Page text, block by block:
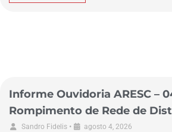
Informe Ouvidoria ARESC –
Rompimento de Rede de
Município de Pescaria Brava
Sandro Fidelis • agosto 4, 2026